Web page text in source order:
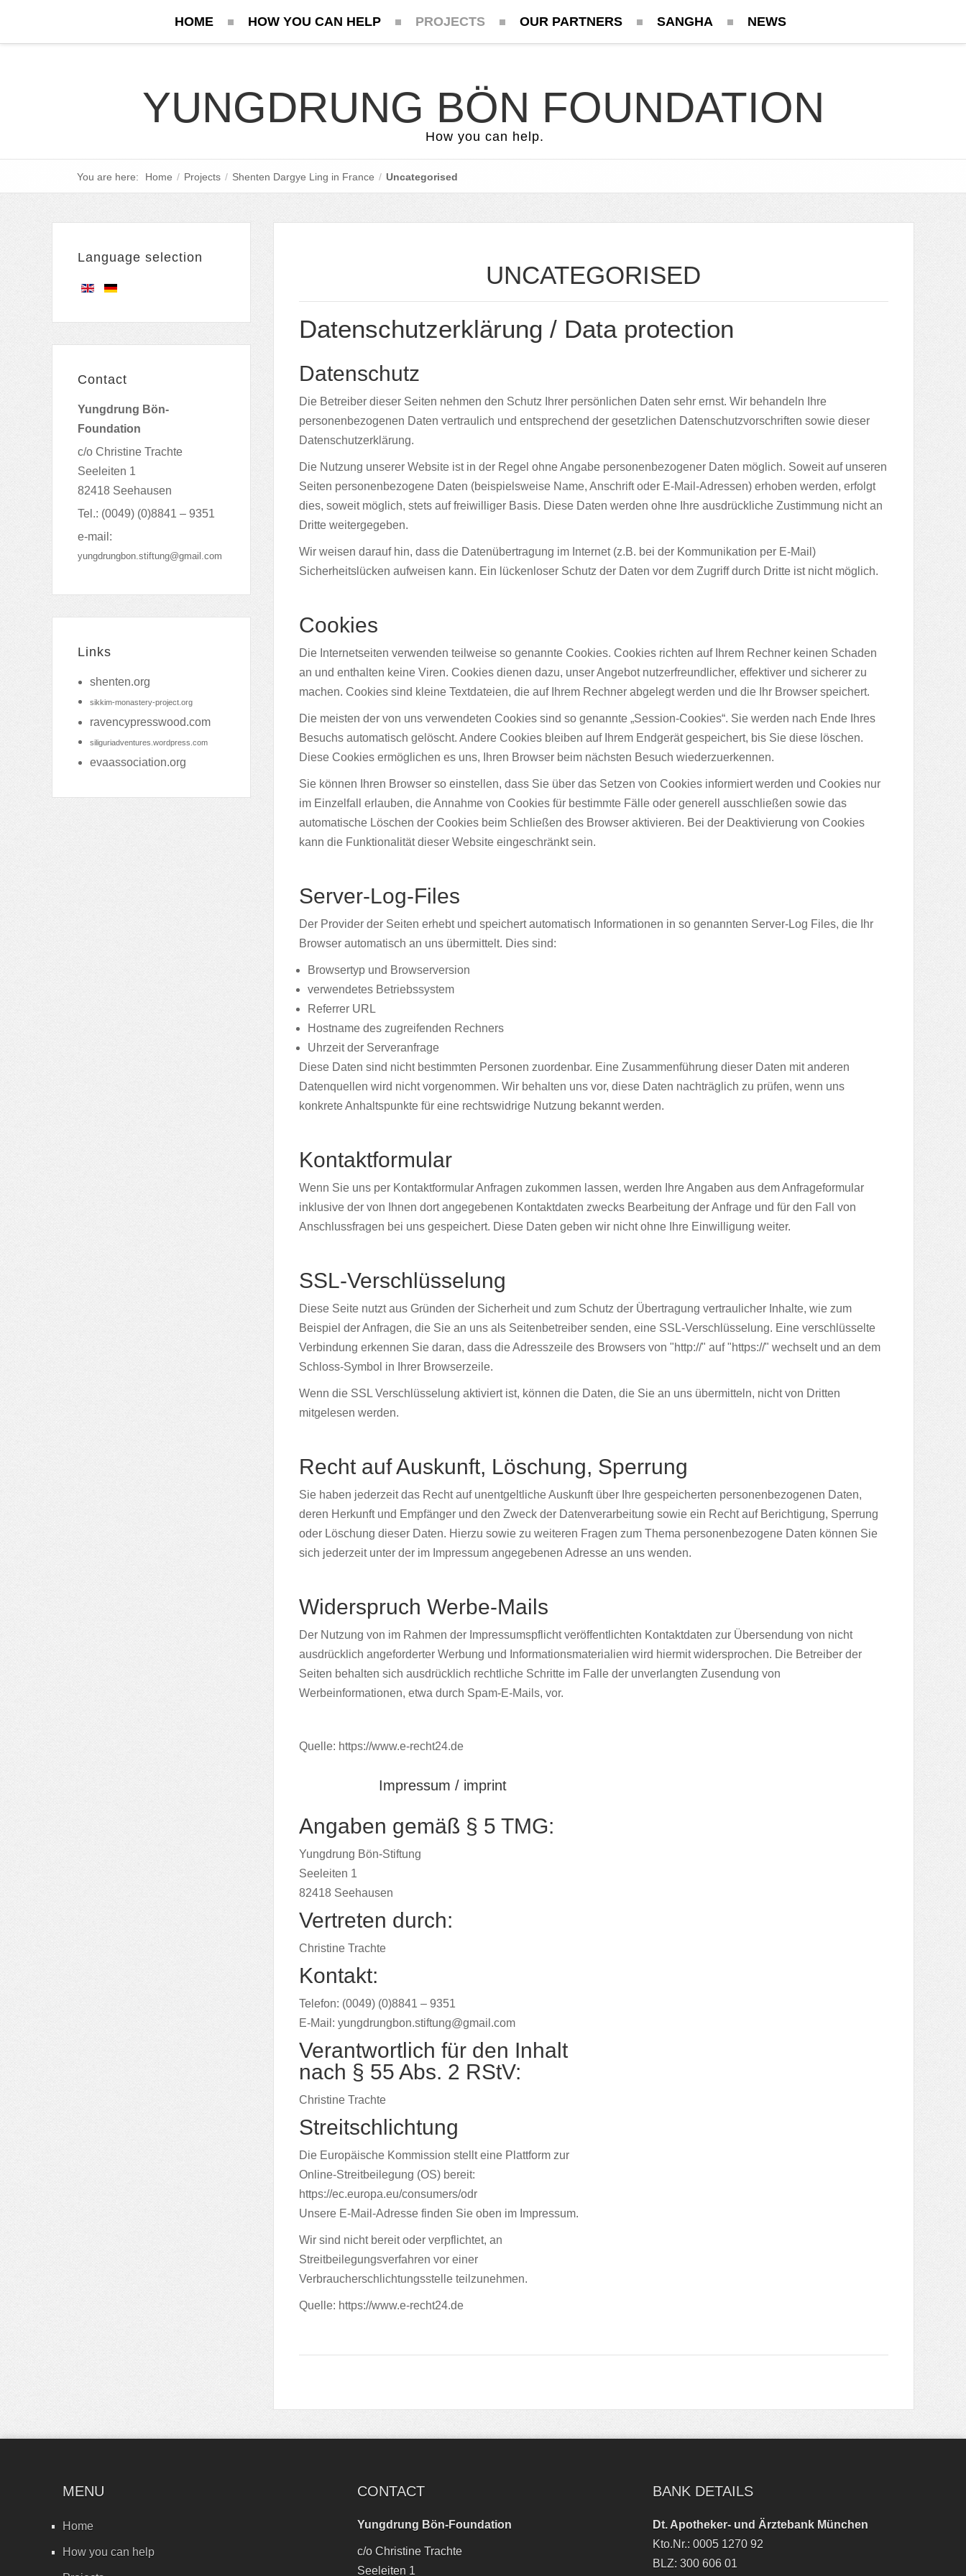
HOME HOW YOU CAN HELP PROJECTS OUR PARTNERS SANGHA NEWS
YUNGDRUNG BÖN FOUNDATION
How you can help.
You are here: Home / Projects / Shenten Dargye Ling in France / Uncategorised
Language selection
Contact
Yungdrung Bön-
Foundation
c/o Christine Trachte
Seeleiten 1
82418 Seehausen
Tel.: (0049) (0)8841 – 9351
e-mail:
yungdrungbon.stiftung@gmail.com
Links
shenten.org
sikkim-monastery-project.org
ravencypresswood.com
siliguriadventures.wordpress.com
evaassociation.org
UNCATEGORISED
Datenschutzerklärung / Data protection
Datenschutz
Die Betreiber dieser Seiten nehmen den Schutz Ihrer persönlichen Daten sehr ernst. Wir behandeln Ihre
personenbezogenen Daten vertraulich und entsprechend der gesetzlichen Datenschutzvorschriften sowie dieser
Datenschutzerklärung.
Die Nutzung unserer Website ist in der Regel ohne Angabe personenbezogener Daten möglich. Soweit auf unseren
Seiten personenbezogene Daten (beispielsweise Name, Anschrift oder E-Mail-Adressen) erhoben werden, erfolgt
dies, soweit möglich, stets auf freiwilliger Basis. Diese Daten werden ohne Ihre ausdrückliche Zustimmung nicht an
Dritte weitergegeben.
Wir weisen darauf hin, dass die Datenübertragung im Internet (z.B. bei der Kommunikation per E-Mail)
Sicherheitslücken aufweisen kann. Ein lückenloser Schutz der Daten vor dem Zugriff durch Dritte ist nicht möglich.
Cookies
Die Internetseiten verwenden teilweise so genannte Cookies. Cookies richten auf Ihrem Rechner keinen Schaden
an und enthalten keine Viren. Cookies dienen dazu, unser Angebot nutzerfreundlicher, effektiver und sicherer zu
machen. Cookies sind kleine Textdateien, die auf Ihrem Rechner abgelegt werden und die Ihr Browser speichert.
Die meisten der von uns verwendeten Cookies sind so genannte „Session-Cookies“. Sie werden nach Ende Ihres
Besuchs automatisch gelöscht. Andere Cookies bleiben auf Ihrem Endgerät gespeichert, bis Sie diese löschen.
Diese Cookies ermöglichen es uns, Ihren Browser beim nächsten Besuch wiederzuerkennen.
Sie können Ihren Browser so einstellen, dass Sie über das Setzen von Cookies informiert werden und Cookies nur
im Einzelfall erlauben, die Annahme von Cookies für bestimmte Fälle oder generell ausschließen sowie das
automatische Löschen der Cookies beim Schließen des Browser aktivieren. Bei der Deaktivierung von Cookies
kann die Funktionalität dieser Website eingeschränkt sein.
Server-Log-Files
Der Provider der Seiten erhebt und speichert automatisch Informationen in so genannten Server-Log Files, die Ihr
Browser automatisch an uns übermittelt. Dies sind:
Browsertyp und Browserversion
verwendetes Betriebssystem
Referrer URL
Hostname des zugreifenden Rechners
Uhrzeit der Serveranfrage
Diese Daten sind nicht bestimmten Personen zuordenbar. Eine Zusammenführung dieser Daten mit anderen
Datenquellen wird nicht vorgenommen. Wir behalten uns vor, diese Daten nachträglich zu prüfen, wenn uns
konkrete Anhaltspunkte für eine rechtswidrige Nutzung bekannt werden.
Kontaktformular
Wenn Sie uns per Kontaktformular Anfragen zukommen lassen, werden Ihre Angaben aus dem Anfrageformular
inklusive der von Ihnen dort angegebenen Kontaktdaten zwecks Bearbeitung der Anfrage und für den Fall von
Anschlussfragen bei uns gespeichert. Diese Daten geben wir nicht ohne Ihre Einwilligung weiter.
SSL-Verschlüsselung
Diese Seite nutzt aus Gründen der Sicherheit und zum Schutz der Übertragung vertraulicher Inhalte, wie zum
Beispiel der Anfragen, die Sie an uns als Seitenbetreiber senden, eine SSL-Verschlüsselung. Eine verschlüsselte
Verbindung erkennen Sie daran, dass die Adresszeile des Browsers von "http://" auf "https://" wechselt und an dem
Schloss-Symbol in Ihrer Browserzeile.
Wenn die SSL Verschlüsselung aktiviert ist, können die Daten, die Sie an uns übermitteln, nicht von Dritten
mitgelesen werden.
Recht auf Auskunft, Löschung, Sperrung
Sie haben jederzeit das Recht auf unentgeltliche Auskunft über Ihre gespeicherten personenbezogenen Daten,
deren Herkunft und Empfänger und den Zweck der Datenverarbeitung sowie ein Recht auf Berichtigung, Sperrung
oder Löschung dieser Daten. Hierzu sowie zu weiteren Fragen zum Thema personenbezogene Daten können Sie
sich jederzeit unter der im Impressum angegebenen Adresse an uns wenden.
Widerspruch Werbe-Mails
Der Nutzung von im Rahmen der Impressumspflicht veröffentlichten Kontaktdaten zur Übersendung von nicht
ausdrücklich angeforderter Werbung und Informationsmaterialien wird hiermit widersprochen. Die Betreiber der
Seiten behalten sich ausdrücklich rechtliche Schritte im Falle der unverlangten Zusendung von
Werbeinformationen, etwa durch Spam-E-Mails, vor.
Quelle: https://www.e-recht24.de
Impressum / imprint
Angaben gemäß § 5 TMG:
Yungdrung Bön-Stiftung
Seeleiten 1
82418 Seehausen
Vertreten durch:
Christine Trachte
Kontakt:
Telefon: (0049) (0)8841 – 9351
E-Mail: yungdrungbon.stiftung@gmail.com
Verantwortlich für den Inhalt
nach § 55 Abs. 2 RStV:
Christine Trachte
Streitschlichtung
Die Europäische Kommission stellt eine Plattform zur
Online-Streitbeilegung (OS) bereit:
https://ec.europa.eu/consumers/odr
Unsere E-Mail-Adresse finden Sie oben im Impressum.
Wir sind nicht bereit oder verpflichtet, an
Streitbeilegungsverfahren vor einer
Verbraucherschlichtungsstelle teilzunehmen.
Quelle: https://www.e-recht24.de
MENU
Home
How you can help
CONTACT
Yungdrung Bön-Foundation
c/o Christine Trachte
Seeleiten 1
BANK DETAILS
Dt. Apotheker- und Ärztebank München
Kto.Nr.: 0005 1270 92
BLZ: 300 606 01